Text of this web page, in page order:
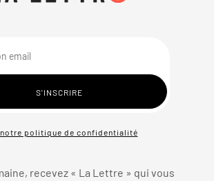
politique de confidentialité
recevez « La Lettre » qui vous